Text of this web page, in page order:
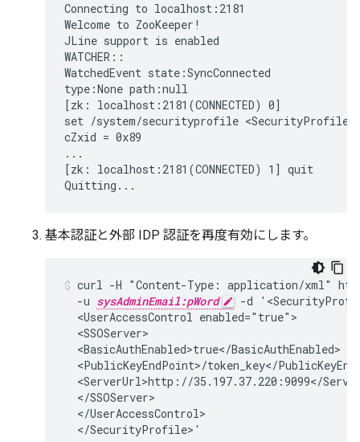
Connecting to localhost:2181
Welcome to ZooKeeper!
JLine support is enabled
WATCHER::
WatchedEvent state:SyncConnected
type:None path:null
[zk: localhost:2181(CONNECTED) 0]
set /system/securityprofile
cZxid = 0x89
...
[zk: localhost:2181(CONNECTED) 1] quit
Quitting...
基本認証と外部 IDP 認証を再度有効にします。
curl -H "Content-Type: application/xml"
  -u
sysAdminEmail:pWord
-d
  <UserAccessControl enabled="true">
  <SSOServer>
  <BasicAuthEnabled>true</BasicAuthEnabled>
<PublicKeyEndPoint>/token_key</
<ServerUrl>http://35.197.37.220:9099</
  </SSOServer>
  </UserAccessControl>
  </SecurityProfile>'